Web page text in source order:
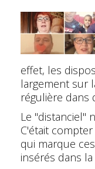
effet, les
largement sur
régulière dans
Le "distanciel"
C'était
qui marque
insérés dans la